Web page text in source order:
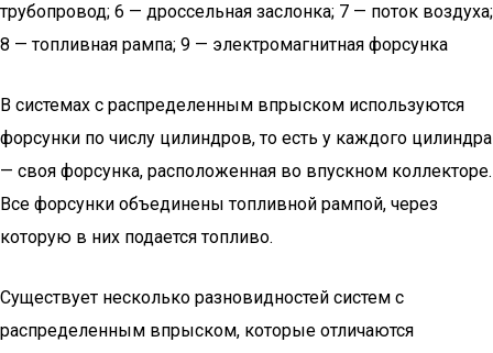
трубопровод; 6 — дроссельная заслонка; 7 — поток воздуха;
8 — топливная рампа; 9 — электромагнитная форсунка
В системах с распределенным впрыском используются
форсунки по числу цилиндров, то есть у каждого цилиндра
— своя форсунка, расположенная во впускном коллекторе.
Все форсунки объединены топливной рампой, через
которую в них подается топливо.
Существует несколько разновидностей систем с
распределенным впрыском, которые отличаются